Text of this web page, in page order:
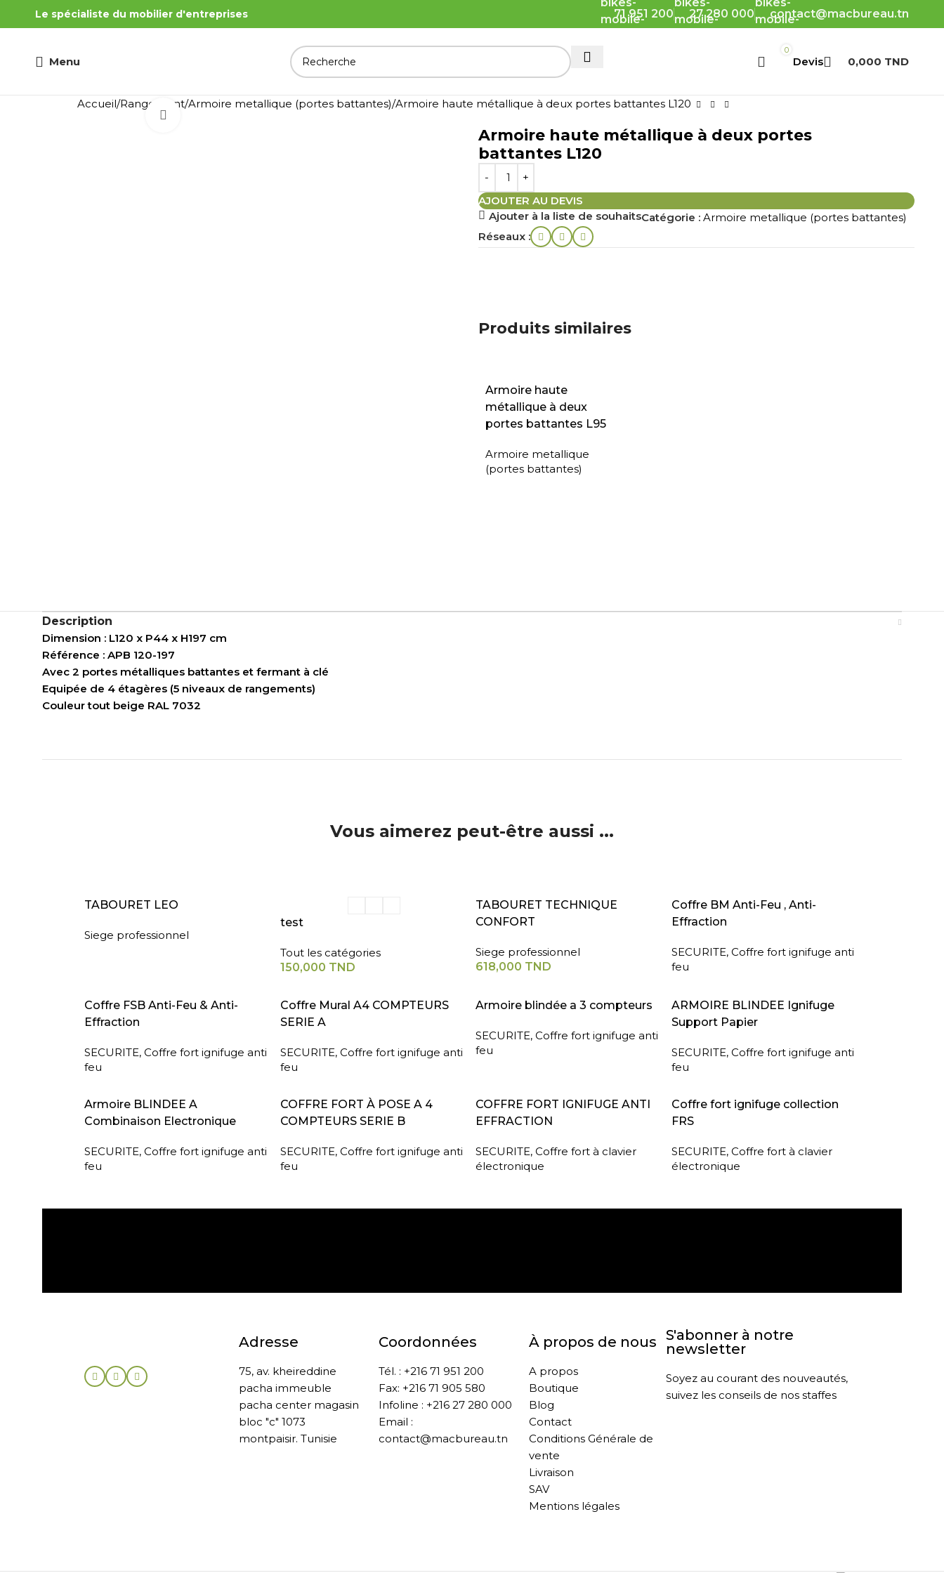
Le spécialiste du mobilier d'entreprises 71 951 200 27 280 000 contact@macbureau.tn
Menu
0
0,000 TND
Accueil Rangement Armoire metallique (portes battantes) Armoire haute métallique à deux portes battantes L120
Armoire haute métallique à deux portes
battantes L120
AJOUTER AU DEVIS
Ajouter à la liste de souhaitsCatégorie : Armoire metallique (portes battantes)
Réseaux :
Produits similaires
Armoire haute
métallique à deux
portes battantes L95
Armoire metallique
(portes battantes)
Description
Dimension : L120 x P44 x H197 cm
Référence : APB 120-197
Avec 2 portes métalliques battantes et fermant à clé
Equipée de 4 étagères (5 niveaux de rangements)
Couleur tout beige RAL 7032
Vous aimerez peut-être aussi ...
LIRE LA SUITE
TABOURET LEO
Siege professionnel
test
Tout les catégories
150,000 TND
AJOUTER AU PANIER
TABOURET TECHNIQUE
CONFORT
Siege professionnel
618,000 TND
AJOUTER AU PANIER
Coffre BM Anti-Feu , Anti-
Effraction
SECURITE, Coffre fort ignifuge anti
feu
LIRE LA SUITE
Coffre FSB Anti-Feu & Anti-
Effraction
SECURITE, Coffre fort ignifuge anti
feu
LIRE LA SUITE
Coffre Mural A4 COMPTEURS
SERIE A
SECURITE, Coffre fort ignifuge anti
feu
LIRE LA SUITE
Armoire blindée a 3 compteurs
SECURITE, Coffre fort ignifuge anti
feu
LIRE LA SUITE
ARMOIRE BLINDEE Ignifuge
Support Papier
SECURITE, Coffre fort ignifuge anti
feu
LIRE LA SUITE
Armoire BLINDEE A
Combinaison Electronique
SECURITE, Coffre fort ignifuge anti
feu
LIRE LA SUITE
COFFRE FORT À POSE A 4
COMPTEURS SERIE B
SECURITE, Coffre fort ignifuge anti
feu
LIRE LA SUITE
COFFRE FORT IGNIFUGE ANTI
EFFRACTION
SECURITE, Coffre fort à clavier
électronique
LIRE LA SUITE
Coffre fort ignifuge collection
FRS
SECURITE, Coffre fort à clavier
électronique
Adresse
75, av. kheireddine
pacha immeuble
pacha center magasin
bloc "c" 1073
montpaisir. Tunisie
Coordonnées
Tél. : +216 71 951 200
Fax: +216 71 905 580
Infoline : +216 27 280 000
Email :
contact@macbureau.tn
À propos de nous
A propos
Boutique
Blog
Contact
Conditions Générale de
vente
Livraison
SAV
Mentions légales
S'abonner à notre
newsletter
Soyez au courant des nouveautés,
suivez les conseils de nos staffes